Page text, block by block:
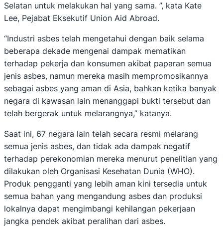
Selatan untuk melakukan hal yang sama. ”, kata Kate
Lee, Pejabat Eksekutif Union Aid Abroad.
“Industri asbes telah mengetahui dengan baik selama
beberapa dekade mengenai dampak mematikan
terhadap pekerja dan konsumen akibat paparan semua
jenis asbes, namun mereka masih mempromosikannya
sebagai asbes yang aman di Asia, bahkan ketika banyak
negara di kawasan lain menanggapi bukti tersebut dan
telah bergerak untuk melarangnya,” katanya.
Saat ini, 67 negara lain telah secara resmi melarang
semua jenis asbes, dan tidak ada dampak negatif
terhadap perekonomian mereka menurut penelitian yang
dilakukan oleh Organisasi Kesehatan Dunia (WHO).
Produk pengganti yang lebih aman kini tersedia untuk
semua bahan yang mengandung asbes dan produksi
lokalnya dapat mengimbangi kehilangan pekerjaan
jangka pendek akibat peralihan dari asbes.